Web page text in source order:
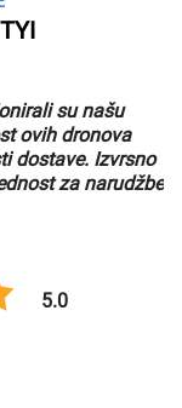
su našu
ovih dronova
dostave. Izvrsno
za narudžbe
5.0